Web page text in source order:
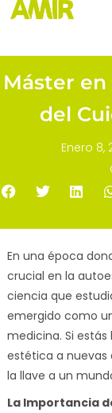
Máster
del
Enero 8,
En una época
crucial en la
ciencia que
emergido como
medicina. Si
estética a nuevas
la llave a un
La Importancia